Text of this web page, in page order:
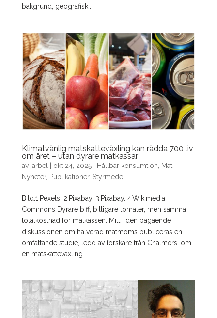
bakgrund, geografisk...
Klimatvänlig matskatteväxling kan rädda 700 liv
om året – utan dyrare matkassar
av jarbel| okt 24, 2025| Hållbar konsumtion, Mat,
Nyheter, Publikationer, Styrmedel
Bild:1.Pexels, 2.Pixabay, 3.Pixabay, 4.Wikimedia
Commons Dyrare biff, billigare tomater, men samma
totalkostnad för matkassen. Mitt i den pågående
diskussionen om halverad matmoms publiceras en
omfattande studie, ledd av forskare från Chalmers, om
en matskatteväxling...